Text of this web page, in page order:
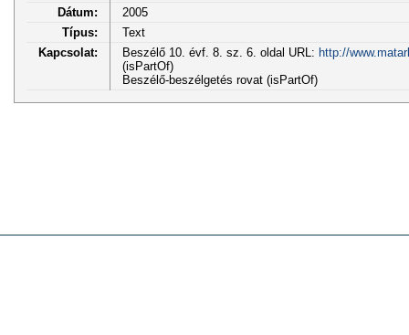
Dátum:
2005
Típus:
Text
Kapcsolat:
Beszélő 10. évf. 8. sz. 6. oldal URL: http://
(isPartOf)
Beszélő-beszélgetés rovat (isPartOf)